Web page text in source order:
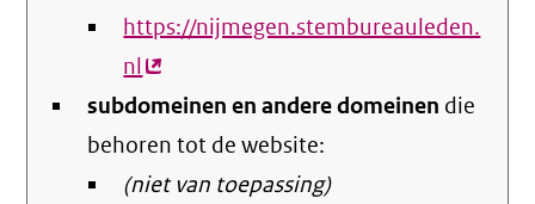
https://nijmegen.stembureauleden.
nl(externe
link)
subdomeinen en andere domeinen die
behoren tot de website:
(niet van toepassing)